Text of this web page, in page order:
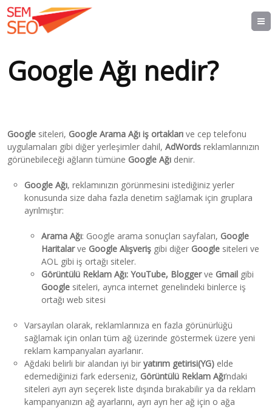
Google Ağı nedir?
Google siteleri, Google Arama Ağı iş ortakları ve cep telefonu
uygulamaları gibi diğer yerleşimler dahil,AdWords reklamlarınızın
görünebileceği ağların tümüne Google Ağı denir.
Google Ağı, reklamınızın görünmesini istediğiniz yerler
konusunda size daha fazla denetim sağlamak için gruplara
ayrılmıştır:
Arama Ağı: Google arama sonuçları sayfaları, Google
Haritalarve Google Alışveriş gibi diğer Google siteleri ve
AOL gibi iş ortağı siteler.
Görüntülü Reklam Ağı: YouTube, Bloggerve Gmail gibi
Google siteleri, ayrıca internet genelindeki binlerce iş
ortağı web sitesi
Varsayılan olarak, reklamlarınıza en fazla görünürlüğü
sağlamak için onları tüm ağ üzerinde göstermek üzere yeni
reklam kampanyaları ayarlanır.
Ağdaki belirli bir alandan iyi biryatırım getirisi(YG) elde
edemediğinizi fark ederseniz, Görüntülü Reklam Ağı‘ndaki
siteleri ayrı ayrı seçerek liste dışında bırakabilir ya da reklam
kampanyanızın ağ ayarlarını, ayrı ayrı her ağ için o ağa